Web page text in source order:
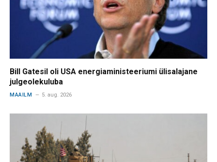
Bill Gatesil oli USA energiaministeeriumi ülisalajane
julgeolekuluba
MAAILM 5. aug. 2026